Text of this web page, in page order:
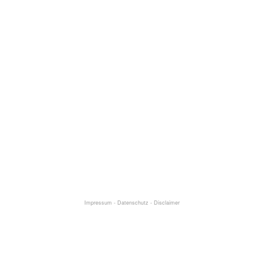
Impressum - Datenschutz - Disclaimer